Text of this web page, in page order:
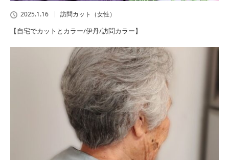
2025.1.16 訪問カット（女性）
【自宅でカットとカラー/伊丹/訪問カラー】